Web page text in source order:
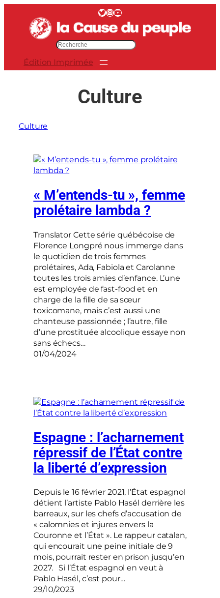
contenu
Twitter InstagramYouTube
e
Édition Imprimée
Culture
Culture
« M’entends-tu », femme
prolétaire lambda ?
Translator Cette série québécoise de
Florence Longpré nous immerge dans
le quotidien de trois femmes
prolétaires, Ada, Fabiola et Carolanne
toutes les trois amies d’enfance. L’une
est employée de fast-food et en
charge de la fille de sa sœur
toxicomane, mais c’est aussi une
chanteuse passionnée ; l’autre, fille
d’une prostituée alcoolique essaye non
sans échecs…
01/04/2024
Espagne : l’acharnement
répressif de l’État contre
la liberté d’expression
Depuis le 16 février 2021, l’État espagnol
détient l’artiste Pablo Hasél derrière les
barreaux, sur les chefs d’accusation de
« calomnies et injures envers la
Couronne et l’État ». Le rappeur catalan,
qui encourait une peine initiale de 9
mois, pourrait rester en prison jusqu’en
2027. Si l’État espagnol en veut à
Pablo Hasél, c’est pour…
29/10/2023